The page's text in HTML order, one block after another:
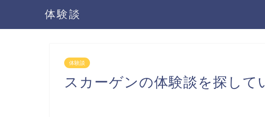
体験談
体験談
スカーゲンの体験談を探して